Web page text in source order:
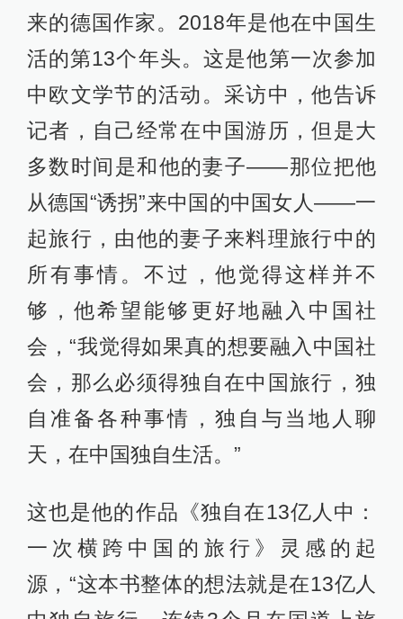
来的德国作家。2018年是他在中国生
活的第13个年头。这是他第一次参加
中欧文学节的活动。采访中，他告诉
记者，自己经常在中国游历，但是大
多数时间是和他的妻子——那位把他
从德国“诱拐”来中国的中国女人——一
起旅行，由他的妻子来料理旅行中的
所有事情。不过，他觉得这样并不
够，他希望能够更好地融入中国社
会，“我觉得如果真的想要融入中国社
会，那么必须得独自在中国旅行，独
自准备各种事情，独自与当地人聊
天，在中国独自生活。”
这也是他的作品《独自在13亿人中：
一次横跨中国的旅行》灵感的起
源，“这本书整体的想法就是在13亿人